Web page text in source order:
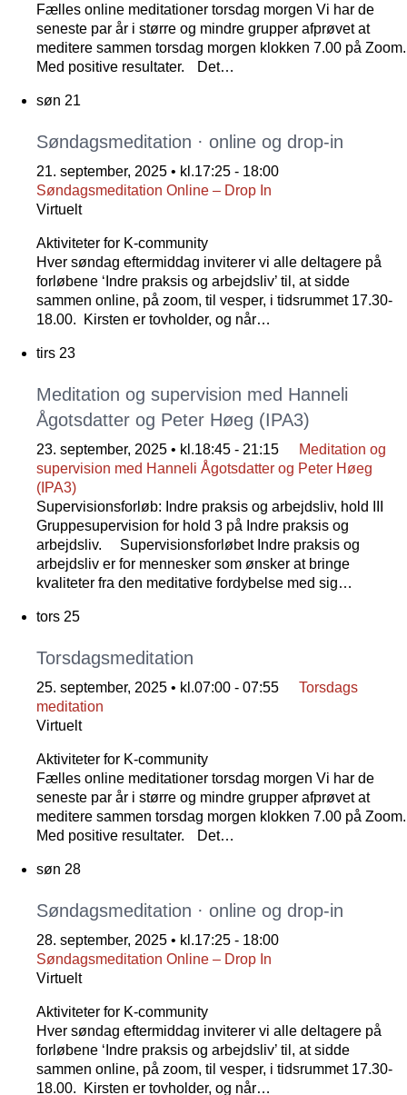
Fælles online meditationer torsdag morgen Vi har de
seneste par år i større og mindre grupper afprøvet at
meditere sammen torsdag morgen klokken 7.00 på Zoom.
Med positive resultater. Det…
søn 21
Søndagsmeditation · online og drop-in
21. september, 2025 • kl.17:25 - 18:00
Søndagsmeditation Online – Drop In
Virtuelt
Aktiviteter for K-community
Hver søndag eftermiddag inviterer vi alle deltagere på
forløbene ‘Indre praksis og arbejdsliv’ til, at sidde
sammen online, på zoom, til vesper, i tidsrummet 17.30-
18.00. Kirsten er tovholder, og når…
tirs 23
Meditation og supervision med Hanneli
Ågotsdatter og Peter Høeg (IPA3)
23. september, 2025 • kl.18:45 - 21:15
Meditation og
supervision med Hanneli Ågotsdatter og Peter Høeg
(IPA3)
Supervisionsforløb: Indre praksis og arbejdsliv, hold III
Gruppesupervision for hold 3 på Indre praksis og
arbejdsliv. Supervisionsforløbet Indre praksis og
arbejdsliv er for mennesker som ønsker at bringe
kvaliteter fra den meditative fordybelse med sig…
tors 25
Torsdagsmeditation
25. september, 2025 • kl.07:00 - 07:55
Torsdags
meditation
Virtuelt
Aktiviteter for K-community
Fælles online meditationer torsdag morgen Vi har de
seneste par år i større og mindre grupper afprøvet at
meditere sammen torsdag morgen klokken 7.00 på Zoom.
Med positive resultater. Det…
søn 28
Søndagsmeditation · online og drop-in
28. september, 2025 • kl.17:25 - 18:00
Søndagsmeditation Online – Drop In
Virtuelt
Aktiviteter for K-community
Hver søndag eftermiddag inviterer vi alle deltagere på
forløbene ‘Indre praksis og arbejdsliv’ til, at sidde
sammen online, på zoom, til vesper, i tidsrummet 17.30-
18.00. Kirsten er tovholder, og når…